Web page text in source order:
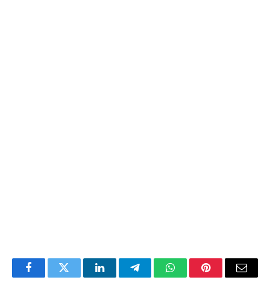
FacebookTwitter LinkedInTelegramWhatsAppPinterestEmail